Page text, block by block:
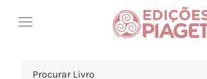
Toggle
Search